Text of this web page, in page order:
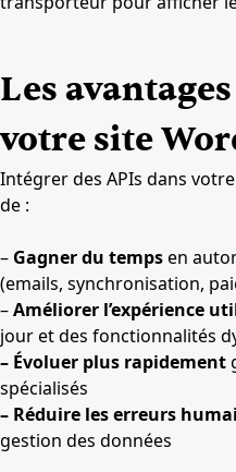
Les
votre site
Intégrer des APIs dans
de :
– Gagner du tempsen
(emails, synchronisation,
–Améliorer l’expérience
jour et des fonctionnalités
– Évoluer plus rapidement
spécialisés
– Réduire les erreurs
gestion des données